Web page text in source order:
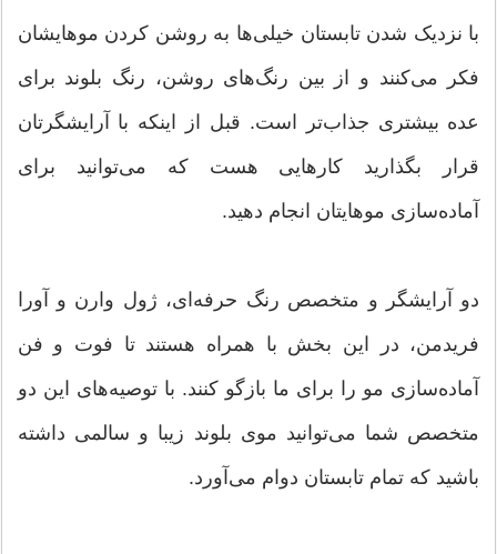
با نزدیک شدن تابستان خیلی‌ها به روشن کردن موهایشان
فکر می‌کنند و از بین رنگ‌های روشن، رنگ بلوند برای
عده بیشتری جذاب‌تر است. قبل از اینکه با آرایشگرتان
قرار بگذارید کارهایی هست که می‌توانید برای
آماده‌سازی موهایتان انجام دهید.
دو آرایشگر و متخصص رنگ حرفه‌ای، ژول وارن و آورا
فریدمن، در این بخش با همراه هستند تا فوت‌ و فن
آماده‌سازی مو را برای ما بازگو کنند. با توصیه‌های این دو
متخصص شما می‌توانید موی بلوند زیبا و سالمی داشته
باشید که تمام تابستان دوام می‌آورد.